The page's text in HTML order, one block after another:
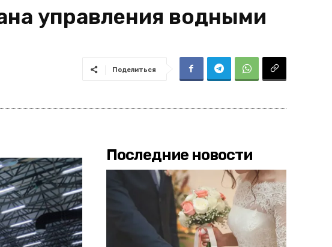
управления водными
Поделиться
Последние новости